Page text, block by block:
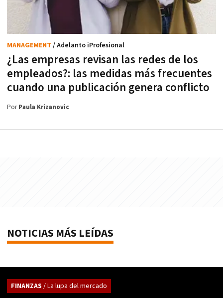
¿Las empresas revisan las redes de los
empleados?: las medidas más frecuentes
cuando una publicación genera conflicto
MANAGEMENT / Adelanto iProfesional
PorPaula Krizanovic
NOTICIAS MÁS LEÍDAS
FINANZAS / La lupa del mercado